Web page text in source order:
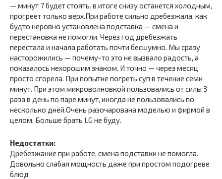
— минут 7 будет стоять. в итоге снизу останется холодным,
прогреет только верх.При работе сильно дребезжала, как
будто неровно установлена подставка — смена и
перестановка не помогли. Через год дребезжать
перестала и начала работать почти бесшумно. Мы сразу
насторожились — почему-то это не вызвало радость, а
показалось нехорошим знаком. И точно — через месяц
просто сгорела. При попытке погреть суп в течение семи
минут. При этом микроволновкой пользовались от силы 3
раза в день по паре минут, иногда не пользовались по
несколько дней.Очень разочарована моделью и фирмой в
целом. Больше брать LG не буду.
Недостатки:
Дребезжание при работе, смена подставки не помогла.
Довольно слабая мощность даже при простом подогреве
блюд